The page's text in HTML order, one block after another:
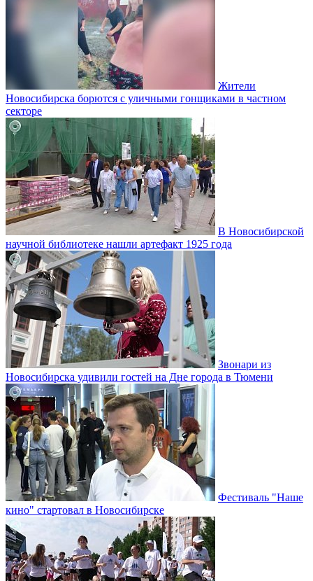
Жители
Новосибирска борются с уличными гонщиками в частном
секторе
В Новосибирской
научной библиотеке нашли артефакт 1925 года
Звонари из
Новосибирска удивили гостей на Дне города в Тюмени
Фестиваль "Наше
кино" стартовал в Новосибирске